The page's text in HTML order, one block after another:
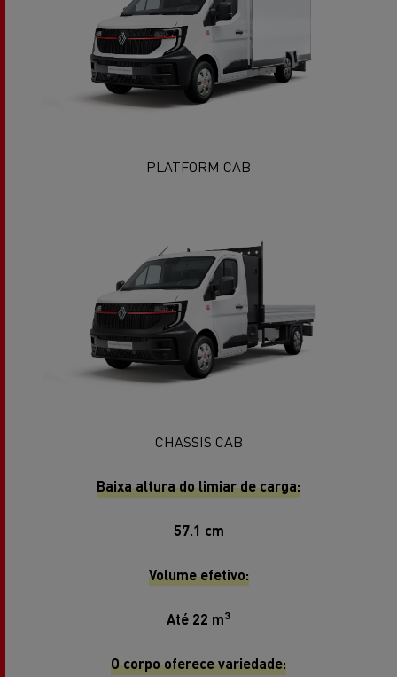
PLATFORM CAB
CHASSIS CAB
Baixa altura do limiar de carga:
57.1 cm
Volume efetivo:
Até 22 m3
O corpo oferece variedade: